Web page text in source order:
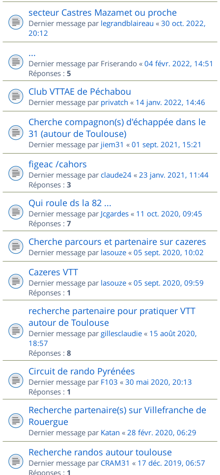
secteur Castres Mazamet ou proche
Dernier message par legrandblaireau « 30 oct. 2022,
20:12
...
Dernier message par Friserando « 04 févr. 2022, 14:51
Réponses : 5
Club VTTAE de Péchabou
Dernier message par privatch « 14 janv. 2022, 14:46
Cherche compagnon(s) d'échappée dans le
31 (autour de Toulouse)
Dernier message par jiem31 « 01 sept. 2021, 15:21
figeac /cahors
Dernier message par claude24 « 23 janv. 2021, 11:44
Réponses : 3
Qui roule ds la 82 ...
Dernier message par Jcgardes « 11 oct. 2020, 09:45
Réponses : 7
Cherche parcours et partenaire sur cazeres
Dernier message par lasouze « 05 sept. 2020, 10:02
Cazeres VTT
Dernier message par lasouze « 05 sept. 2020, 09:59
Réponses : 1
recherche partenaire pour pratiquer VTT
autour de Toulouse
Dernier message par gillesclaudie « 15 août 2020,
18:57
Réponses : 8
Circuit de rando Pyrénées
Dernier message par F103 « 30 mai 2020, 20:13
Réponses : 1
Recherche partenaire(s) sur Villefranche de
Rouergue
Dernier message par Katan « 28 févr. 2020, 06:29
Recherche randos autour toulouse
Dernier message par CRAM31 « 17 déc. 2019, 06:57
Réponses : 1